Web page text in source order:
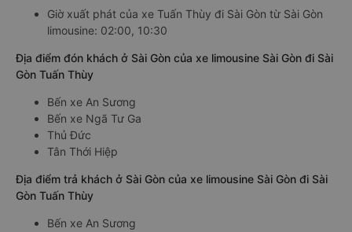
Giờ xuất phát của xe Tuấn Thùy đi Sài Gòn từ Sài Gòn
limousine: 02:00, 10:30
Địa điểm đón khách ở Sài Gòn của xe limousine Sài Gòn đi Sài
Gòn Tuấn Thùy
Bến xe An Sương
Bến xe Ngã Tư Ga
Thủ Đức
Tân Thới Hiệp
Địa điểm trả khách ở Sài Gòn của xe limousine Sài Gòn đi Sài
Gòn Tuấn Thùy
Bến xe An Sương